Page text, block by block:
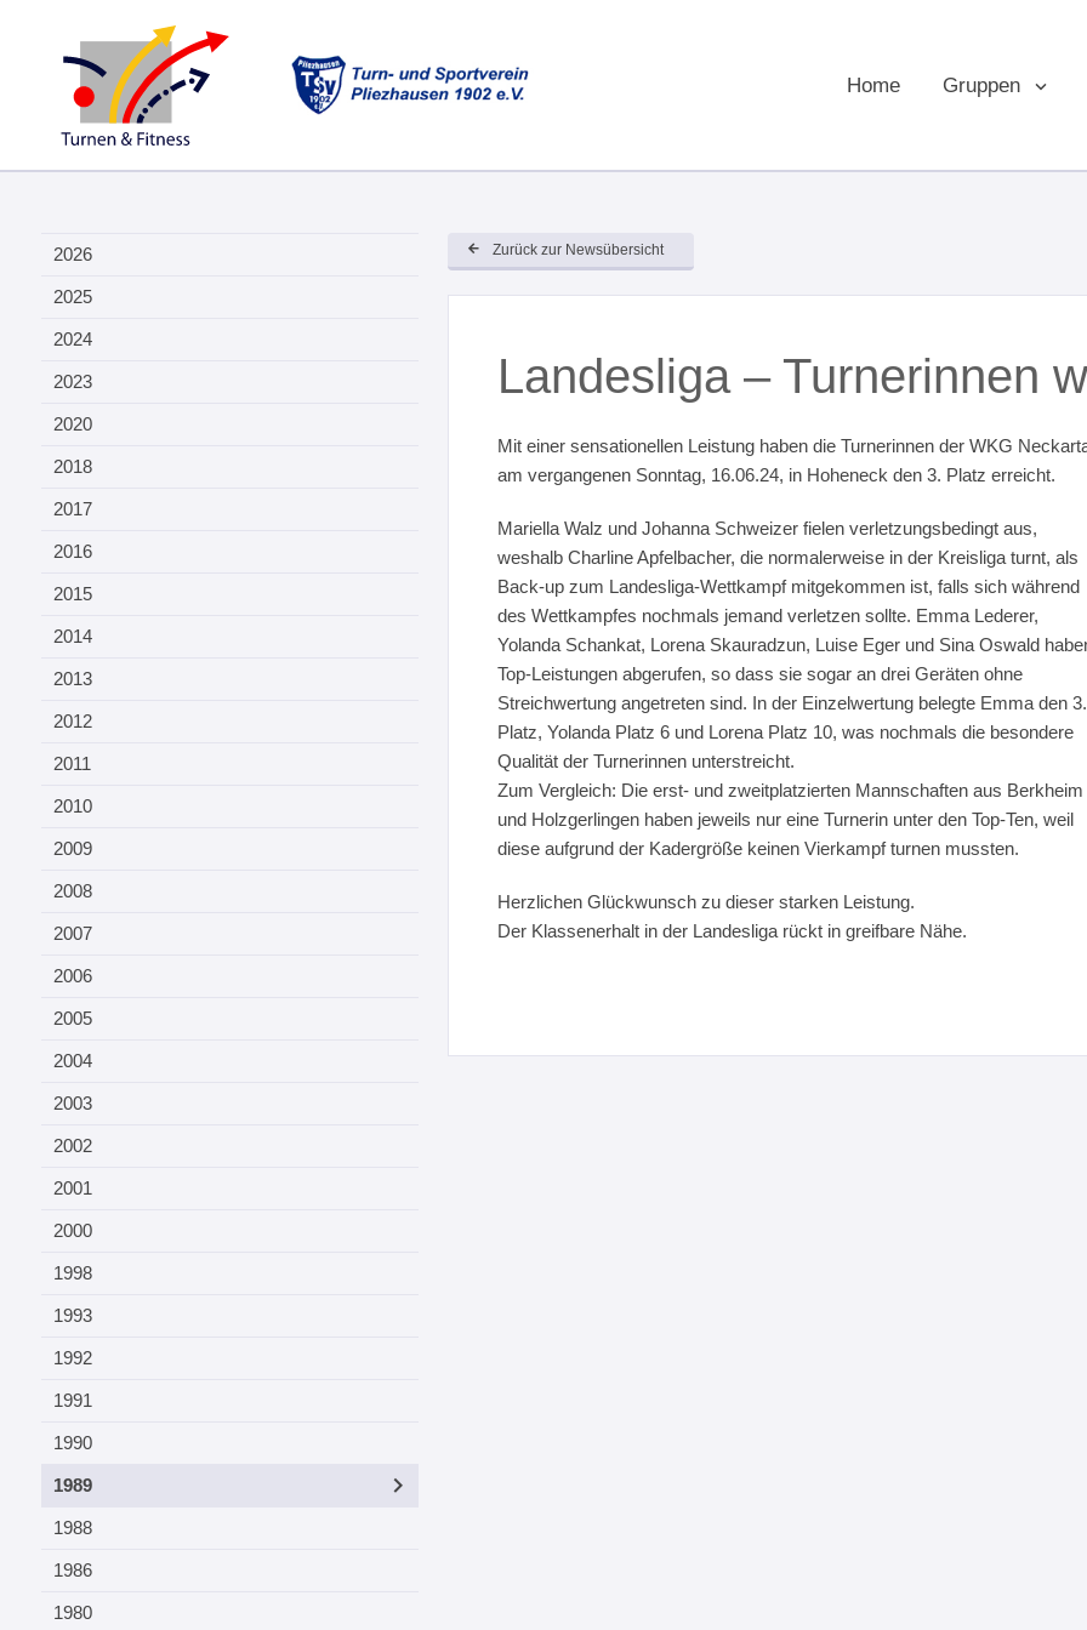
Home Gruppen
2026
2025
2024
2023
2020
2018
2017
2016
2015
2014
2013
2012
2011
2010
2009
2008
2007
2006
2005
2004
2003
2002
2001
2000
1998
1993
1992
1991
1990
1989
1988
1986
1980
Zurück zur Newsübersicht
Landesliga – Turnerinnen
Mit einer sensationellen Leistung haben die Turnerinnen der WKG
am vergangenen Sonntag, 16.06.24, in Hoheneck den 3. Platz erreicht.
Mariella Walz und Johanna Schweizer fielen verletzungsbedingt aus,
weshalb Charline Apfelbacher, die normalerweise in der Kreisliga turnt, als
Back-up zum Landesliga-Wettkampf mitgekommen ist, falls sich während
des Wettkampfes nochmals jemand verletzen sollte. Emma Lederer,
Yolanda Schankat, Lorena Skauradzun, Luise Eger und Sina Oswald
Top-Leistungen abgerufen, so dass sie sogar an drei Geräten ohne
Streichwertung angetreten sind. In der Einzelwertung belegte Emma den 3.
Platz, Yolanda Platz 6 und Lorena Platz 10, was nochmals die besondere
Qualität der Turnerinnen unterstreicht.
Zum Vergleich: Die erst- und zweitplatzierten Mannschaften aus Berkheim
und Holzgerlingen haben jeweils nur eine Turnerin unter den Top-Ten, weil
diese aufgrund der Kadergröße keinen Vierkampf turnen mussten.
Herzlichen Glückwunsch zu dieser starken Leistung.
Der Klassenerhalt in der Landesliga rückt in greifbare Nähe.